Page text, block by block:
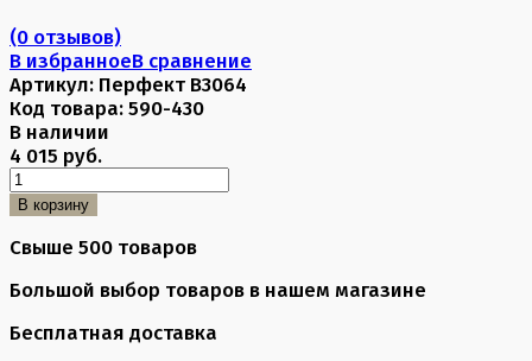
(0 отзывов)
В избранноеВ сравнение
Артикул: Перфект B3064
Код товара: 590-430
В наличии
4 015 руб.
В корзину
Свыше 500 товаров
Большой выбор товаров в нашем магазине
Бесплатная доставка